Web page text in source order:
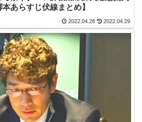
あらすじ伏線まとめ】
2022.04.28 2022.04.29